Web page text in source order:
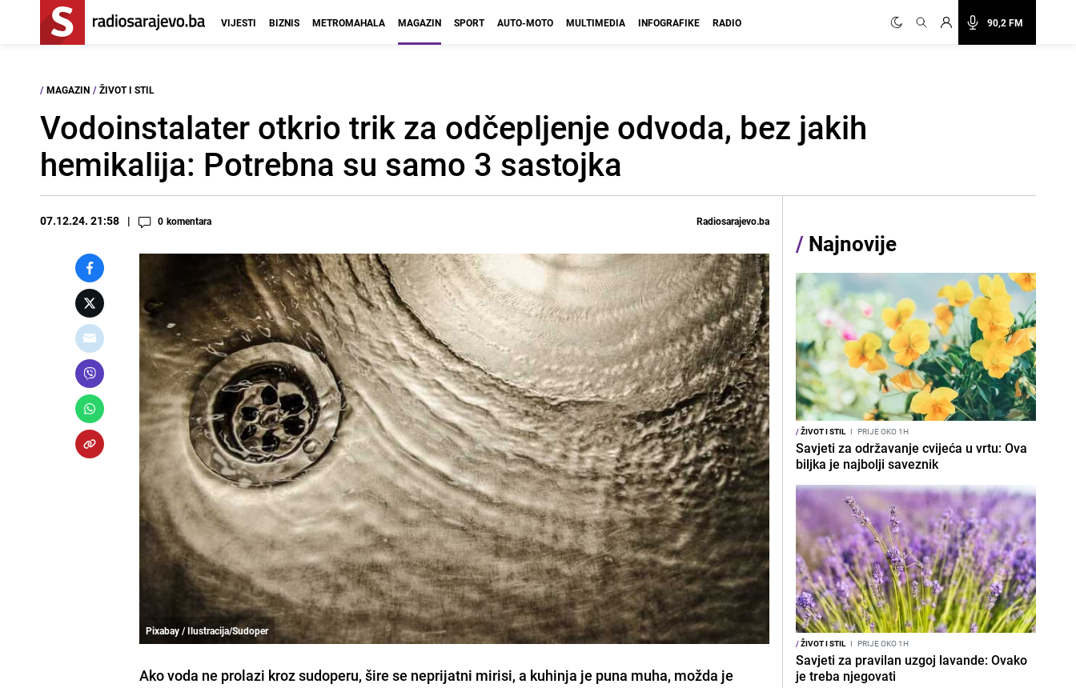
90,2 FM
VIJESTI BIZNIS METROMAHALA MAGAZIN SPORT AUTO-MOTO MULTIMEDIA INFOGRAFIKE RADIO
/ MAGAZIN / ŽIVOT I STIL
Vodoinstalater otkrio trik za odčepljenje odvoda, bez jakih
hemikalija: Potrebna su samo 3 sastojka
07.12.24. 21:58 0 komentara Radiosarajevo.ba
Pixabay / Ilustracija/Sudoper
Ako voda ne prolazi kroz sudoperu, šire se neprijatni mirisi, a kuhinja je puna muha, možda je
/ Najnovije
/ŽIVOT I STIL I PRIJE OKO 1H
Savjeti za održavanje cvijeća u vrtu: Ova
biljka je najbolji saveznik
/ŽIVOT I STIL I PRIJE OKO 1H
Savjeti za pravilan uzgoj lavande: Ovako
je treba njegovati